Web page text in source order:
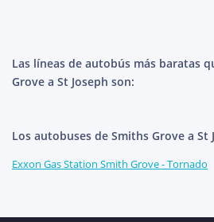
Las líneas de autobús más baratas
Grove a St Joseph son:
Los autobuses de Smiths Grove a St
Exxon Gas Station Smith Grove - Tornado